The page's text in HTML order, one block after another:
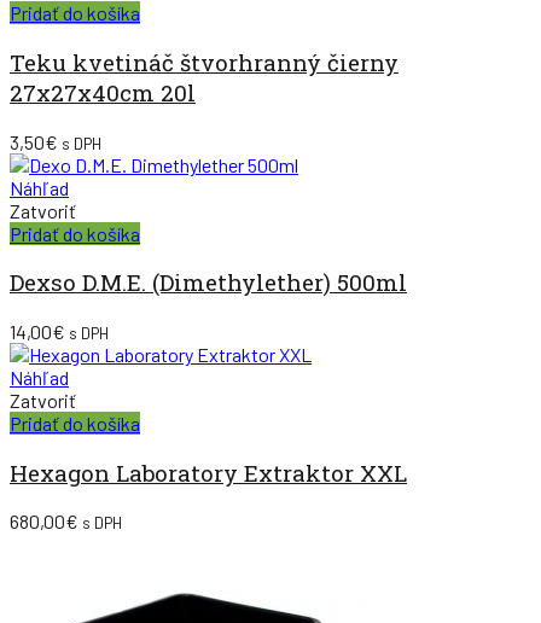
Pridať do košíka
Teku kvetináč štvorhranný čierny
27x27x40cm 20l
3,50€ s DPH
Náhľad
Zatvoriť
Pridať do košíka
Dexso D.M.E. (Dimethylether) 500ml
14,00€ s DPH
Náhľad
Zatvoriť
Pridať do košíka
Hexagon Laboratory Extraktor XXL
680,00€ s DPH